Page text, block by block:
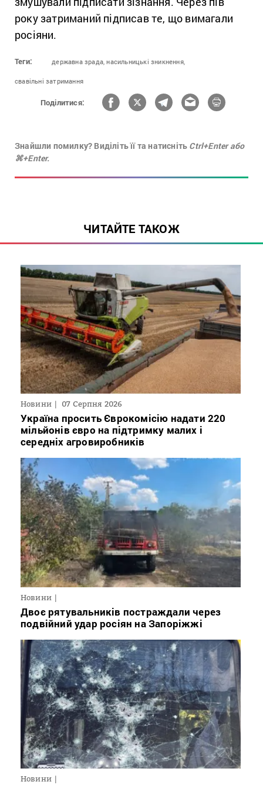
року затриманий підписав те, що вимагали
росіяни.
Теги: державна зрада, насильницькі зникнення,
свавільні затримання
Поділитися:
Знайшли помилку? Виділіть її та натисніть Ctrl+Enter або
⌘+Enter.
ЧИТАЙТЕ ТАКОЖ
Новини 07 Серпня 2026
Україна просить Єврокомісію надати 220
мільйонів євро на підтримку малих і
середніх агровиробників
Новини
Двоє рятувальників постраждали через
подвійний удар росіян на Запоріжжі
Новини